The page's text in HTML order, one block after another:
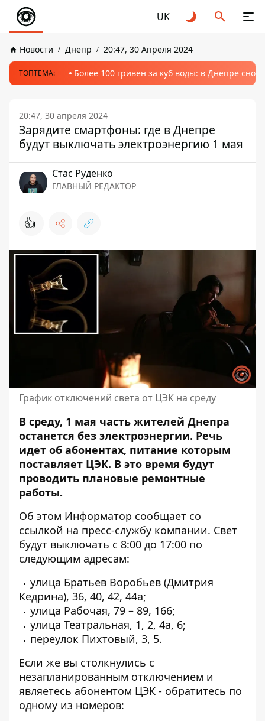
UK
Новости Днепр 20:47, 30 Апреля 2024
ТОПТЕМА: Более 100 гривен за куб воды: в Днепре
20:47, 30 апреля 2024
Зарядите смартфоны: где в Днепре
будут выключать электроэнергию 1 мая
Стаc Руденко
ГЛАВНЫЙ РЕДАКТОР
👍
График отключений света от ЦЭК на среду
В среду, 1 мая часть жителей Днепра
останется без электроэнергии. Речь
идет об абонентах, питание которым
поставляет ЦЭК. В это время будут
проводить плановые ремонтные
работы.
Об этом Информатор сообщает со
ссылкой на пресс-службу компании. Свет
будут выключать с 8:00 до 17:00 по
следующим адресам:
улица Братьев Воробьев (Дмитрия
Кедрина), 36, 40, 42, 44а;
улица Рабочая, 79 – 89, 166;
улица Театральная, 1, 2, 4а, 6;
переулок Пихтовый, 3, 5.
Если же вы столкнулись с
незапланированным отключением и
являетесь абонентом ЦЭК - обратитесь по
одному из номеров: